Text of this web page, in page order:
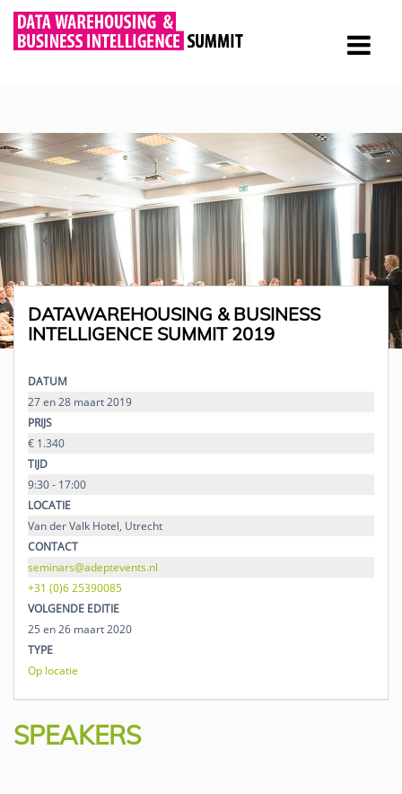
DATAWAREHOUSING & BUSINESS
INTELLIGENCE SUMMIT 2019
DATUM
27 en 28 maart 2019
PRIJS
€ 1.340
TIJD
9:30 - 17:00
LOCATIE
Van der Valk Hotel, Utrecht
CONTACT
seminars@adeptevents.nl
+31 (0)6 25390085
VOLGENDE EDITIE
25 en 26 maart 2020
TYPE
Op locatie
SPEAKERS